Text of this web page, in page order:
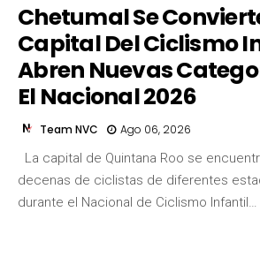
Chetumal Se
Capital Del Ciclismo
Abren Nuevas
El Nacional 2026
Team NVC Ago 06, 2026
La capital de Quintana Roo se
decenas de ciclistas de diferentes
durante el Nacional de Ciclismo Infantil…